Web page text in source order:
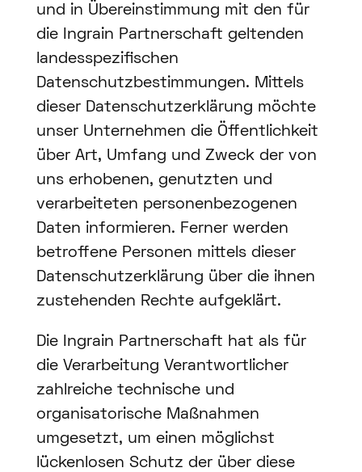
und in Übereinstimmung mit den für
die Ingrain Partnerschaft geltenden
landesspezifischen
Datenschutzbestimmungen. Mittels
dieser Datenschutzerklärung möchte
unser Unternehmen die Öffentlichkeit
über Art, Umfang und Zweck der von
uns erhobenen, genutzten und
verarbeiteten personenbezogenen
Daten informieren. Ferner werden
betroffene Personen mittels dieser
Datenschutzerklärung über die ihnen
zustehenden Rechte aufgeklärt.
Die Ingrain Partnerschaft hat als für
die Verarbeitung Verantwortlicher
zahlreiche technische und
organisatorische Maßnahmen
umgesetzt, um einen möglichst
lückenlosen Schutz der über diese